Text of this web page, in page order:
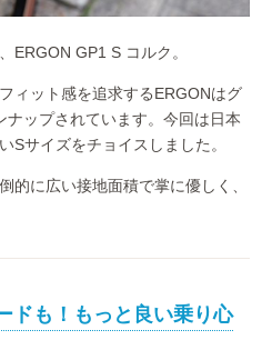
ERGON GP1 S コルク。
ィット感を追求するERGONはグ
ナップされています。今回は日本
Sサイズをチョイスしました。
的に広い接地面積で掌に優しく、
ドも！もっと良い乗り心